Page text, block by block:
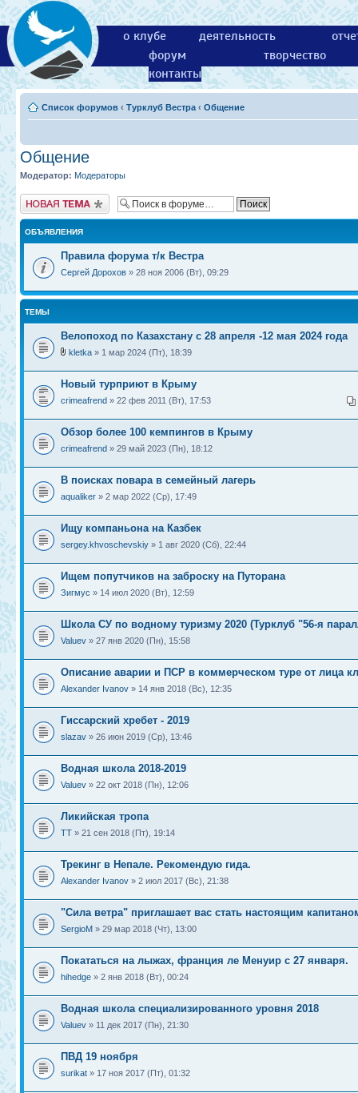
о клубе деятельность
форум
творчество
контакты
Список форумов ‹ Турклуб Вестра ‹ Общение
Общение
Модератор: Модераторы
Новая тема
ОБЪЯВЛЕНИЯ
Правила форума т/к Вестра
Сергей Дорохов » 28 ноя 2006 (Вт), 09:29
ТЕМЫ
Велопоход по Казахстану с 28 апреля -12 мая 2024 года
kletka » 1 мар 2024 (Пт), 18:39
Новый турприют в Крыму
crimeafrend » 22 фев 2011 (Вт), 17:53
Обзор более 100 кемпингов в Крыму
crimeafrend » 29 май 2023 (Пн), 18:12
В поисках повара в семейный лагерь
aqualiker » 2 мар 2022 (Ср), 17:49
Ищу компаньона на Казбек
sergey.khvoschevskiy » 1 авг 2020 (Сб), 22:44
Ищем попутчиков на заброску на Путорана
Зигмус » 14 июл 2020 (Вт), 12:59
Школа СУ по водному туризму 2020 (Турклуб "56-я
Valuev » 27 янв 2020 (Пн), 15:58
Описание аварии и ПСР в коммерческом туре от лица
Alexander Ivanov » 14 янв 2018 (Вс), 12:35
Гиссарский хребет - 2019
slazav » 26 июн 2019 (Ср), 13:46
Водная школа 2018-2019
Valuev » 22 окт 2018 (Пн), 12:06
Ликийская тропа
ТТ » 21 сен 2018 (Пт), 19:14
Трекинг в Непале. Рекомендую гида.
Alexander Ivanov » 2 июл 2017 (Вс), 21:38
"Сила ветра" приглашает вас стать настоящим
SergioM » 29 мар 2018 (Чт), 13:00
Покататься на лыжах, франция ле Менуир с 27 января.
hihedge » 2 янв 2018 (Вт), 00:24
Водная школа специализированного уровня 2018
Valuev » 11 дек 2017 (Пн), 21:30
ПВД 19 ноября
surikat » 17 ноя 2017 (Пт), 01:32